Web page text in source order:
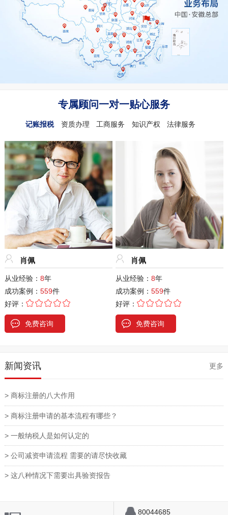
专属顾问一对一贴心服务
记账报税 资质办理 工商服务 知识产权 法律服务
肖佩
从业经验： 8年
成功案例： 559件
好评：
免费咨询
肖佩
从业经验： 8年
成功案例： 559件
好评：
免费咨询
新闻资讯 更多
> 商标注册的八大作用
> 商标注册申请的基本流程有哪些？
> 一般纳税人是如何认定的
> 公司减资申请流程 需要的请尽快收藏
> 这八种情况下需要出具验资报告
80044685